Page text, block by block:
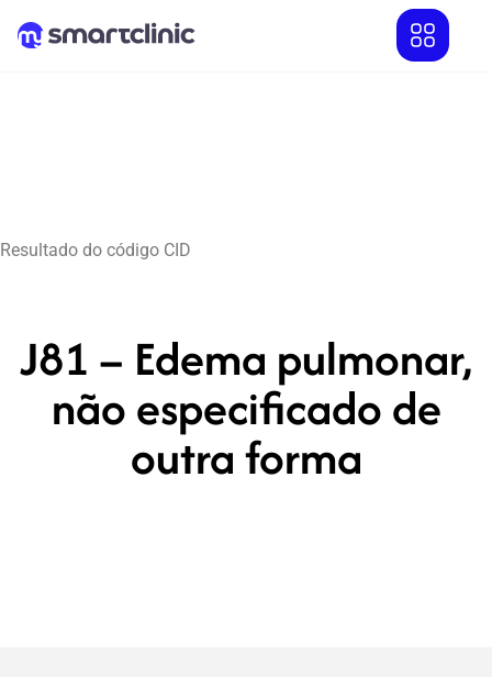
Resultado do código CID
J81 – Edema pulmonar,
não especificado de
outra forma